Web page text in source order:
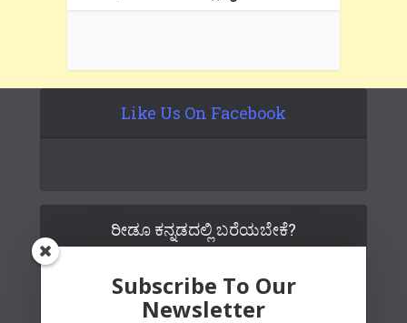
Like Us On Facebook
ರೀಡೂ ಕನ್ನಡದಲ್ಲಿ ಬರೆಯಬೇಕೆ?
Subscribe To Our
Newsletter